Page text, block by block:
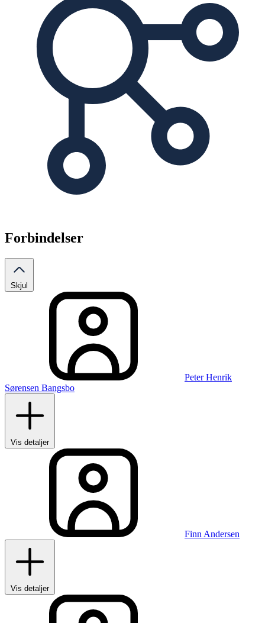
Forbindelser
Skjul
Peter Henrik
Sørensen Bangsbo
Vis detaljer
Finn Andersen
Vis detaljer